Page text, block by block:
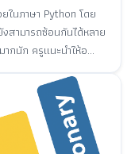
ในภาษา Python โดย
สามารถซ้อนกันได้หลาย
กนัก ครูแนะนำให้อ...